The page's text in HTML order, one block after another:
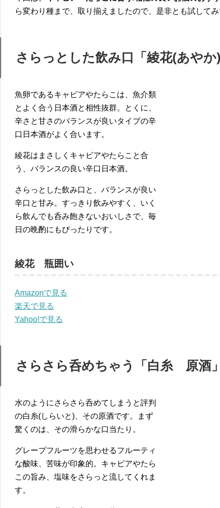
ら変わり種まで、取り揃えましたので、是非とも試して
さらっとした飲み口「綾花(あや
魚卵であるキャビアやたらこは、魚介類
とよく合う日本酒と相性抜群。とくに、
辛さと甘さのバランスが良いタイプの辛
口日本酒がよく合います。
綾花はまさしくキャビアやたらこと合
う、バランスの良い辛口日本酒。
さらっとした飲み口と、バランスが良い
辛口と甘み。すっきり飲みやすく、いく
ら飲んでも呑み飽きないおいしさで、毎
日の晩酌にもぴったりです。
綾花 瓶囲い
Amazonで見る
楽天で見る
Yahoo!で見る
さらさら呑めちゃう「白糸 原酒
水のようにさらさら呑めてしまうと評判
の白糸(しらいと)、その原酒です。まず
驚くのは、その滑らかな口当たり。
グレープフルーツを思わせるフルーティ
な酸味、苦味が印象的。キャビアやたら
この旨み、塩味をさらっと流してくれま
す。